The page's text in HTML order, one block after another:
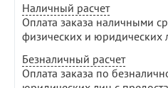
Наличный расчет
Оплата заказа наличными
физических и юридических
Безналичный расчет
Оплата заказа по